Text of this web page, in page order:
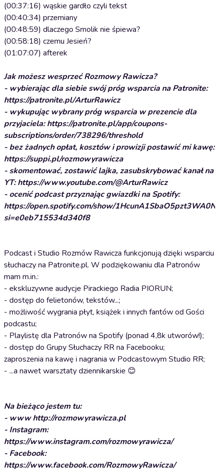
(00:37:16) wąskie gardło czyli tekst
(00:40:34) przemiany
(00:48:59) dlaczego Smolik nie śpiewa?
(00:58:18) czemu Jesień?
(01:07:07) afterek
Jak możesz wesprzeć Rozmowy Rawicza?
- wybierając dla siebie swój próg wsparcia na Patronite:
https://patronite.pl/ArturRawicz
- wykupując wybrany próg wsparcia w prezencie dla
przyjaciela: https://patronite.pl/app/coupons-
subscriptions/order/738296/threshold
- bez żadnych opłat, kosztów i prowizji postawić mi kawę:
https://suppi.pl/rozmowyrawicza
- skomentować, zostawić lajka, zasubskrybować kanał na
YT: https://www.youtube.com/@ArturRawicz
- ocenić podcast przyznając gwiazdki na Spotify:
https://open.spotify.com/show/
si=e0eb715534d340f8
Podcast i Studio Rozmów Rawicza funkcjonują dzięki wsparciu
słuchaczy na Patronite.pl. W podziękowaniu dla Patronów
mam m.in.:
- ekskluzywne audycje Pirackiego Radia PIORUN;
- dostęp do felietonów, tekstów...;
- możliwość wygrania płyt, książek i innych fantów od Gości
podcastu;
- Playlistę dla Patronów na Spotify (ponad 4,8k utworów!);
- dostęp do Grupy Słuchaczy RR na Facebooku;
zaproszenia na kawę i nagrania w Podcastowym Studio RR;
- ...a nawet warsztaty dziennikarskie 😊
Na bieżąco jestem tu:
- www http://rozmowyrawicza.pl
- Instagram:
https://www.instagram.com/rozmowyrawicza/
- Facebook:
https://www.facebook.com/RozmowyRawicza/